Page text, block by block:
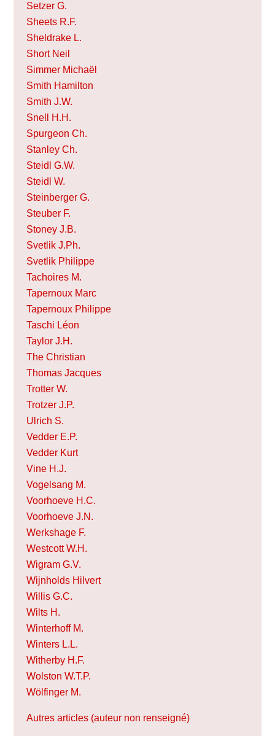
Setzer G.
Sheets R.F.
Sheldrake L.
Short Neil
Simmer Michaël
Smith Hamilton
Smith J.W.
Snell H.H.
Spurgeon Ch.
Stanley Ch.
Steidl G.W.
Steidl W.
Steinberger G.
Steuber F.
Stoney J.B.
Svetlik J.Ph.
Svetlik Philippe
Tachoires M.
Tapernoux Marc
Tapernoux Philippe
Taschi Léon
Taylor J.H.
The Christian
Thomas Jacques
Trotter W.
Trotzer J.P.
Ulrich S.
Vedder E.P.
Vedder Kurt
Vine H.J.
Vogelsang M.
Voorhoeve H.C.
Voorhoeve J.N.
Werkshage F.
Westcott W.H.
Wigram G.V.
Wijnholds Hilvert
Willis G.C.
Wilts H.
Winterhoff M.
Winters L.L.
Witherby H.F.
Wolston W.T.P.
Wölfinger M.
Autres articles (auteur non renseigné)